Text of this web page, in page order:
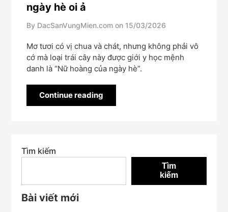
ngày hè oi ả
By DacSanVungMien.com on 15/03/2026
Mơ tươi có vị chua và chát, nhưng không phải vô
cớ mà loại trái cây này được giới y học mệnh
danh là “Nữ hoàng của ngày hè”.
Continue reading
Tìm kiếm
Tìm
kiếm
Bài viết mới